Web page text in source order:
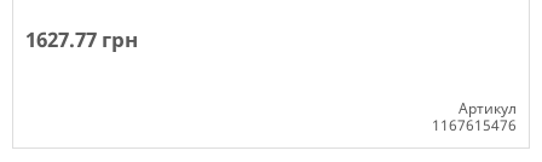
1627.77 грн
Артикул
1167615476